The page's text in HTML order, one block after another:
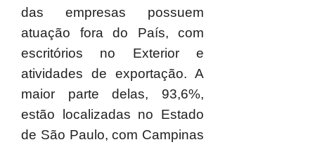
das empresas possuem
atuação fora do País, com
escritórios no Exterior e
atividades de exportação. A
maior parte delas, 93,6%,
estão localizadas no Estado
de São Paulo, com Campinas